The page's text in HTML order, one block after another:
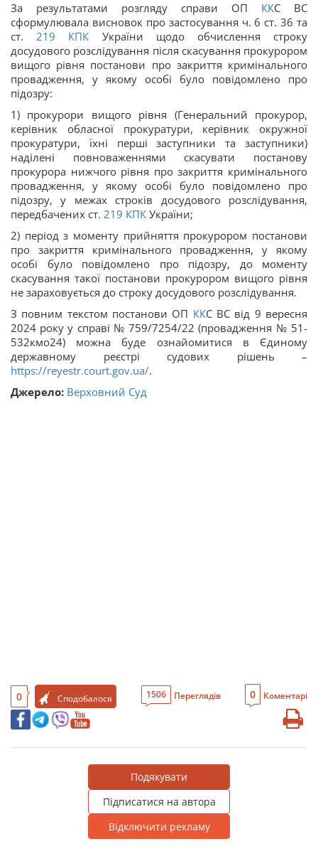
За результатами розгляду справи ОП ККС ВС
сформулювала висновок про застосування ч. 6 ст. 36 та
ст. 219 КПК України щодо обчислення строку
досудового розслідування після скасування прокурором
вищого рівня постанови про закриття кримінального
провадження, у якому особі було повідомлено про
підозру:
1) прокурори вищого рівня (Генеральний прокурор,
керівник обласної прокуратури, керівник окружної
прокуратури, їхні перші заступники та заступники)
наділені повноваженнями скасувати постанову
прокурора нижчого рівня про закриття кримінального
провадження, у якому особі було повідомлено про
підозру, у межах строків досудового розслідування,
передбачених ст. 219 КПК України;
2) період з моменту прийняття прокурором постанови
про закриття кримінального провадження, у якому
особі було повідомлено про підозру, до моменту
скасування такої постанови прокурором вищого рівня
не зараховується до строку досудового розслідування.
З повним текстом постанови ОП ККС ВС від 9 вересня
2024 року у справі № 759/7254/22 (провадження № 51-
532кмо24) можна буде ознайомитися в Єдиному
державному реєстрі судових рішень –
https://reyestr.court.gov.ua/.
Джерело: Верховний Суд
0 Сподобалося 1506 Переглядів 0 Коментарі
Подякувати
Підписатися на автора
Відключити рекламу